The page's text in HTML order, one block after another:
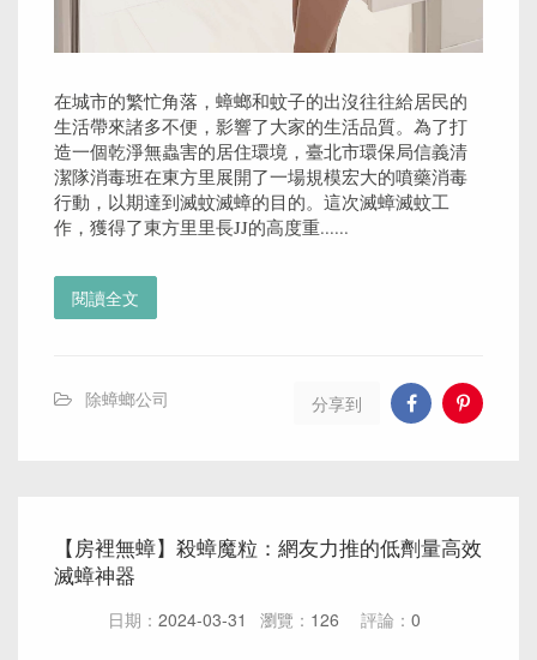
在城市的繁忙角落，蟑螂和蚊子的出沒往往給居民的
生活帶來諸多不便，影響了大家的生活品質。為了打
造一個乾淨無蟲害的居住環境，臺北市環保局信義清
潔隊消毒班在東方里展開了一場規模宏大的噴藥消毒
行動，以期達到滅蚊滅蟑的目的。這次滅蟑滅蚊工
作，獲得了東方里里長JJ的高度重......
閱讀全文
除蟑螂公司 分享到
【房裡無蟑】殺蟑魔粒：網友力推的低劑量高效
滅蟑神器
日期： 2024-03-31 瀏覽： 126 評論： 0